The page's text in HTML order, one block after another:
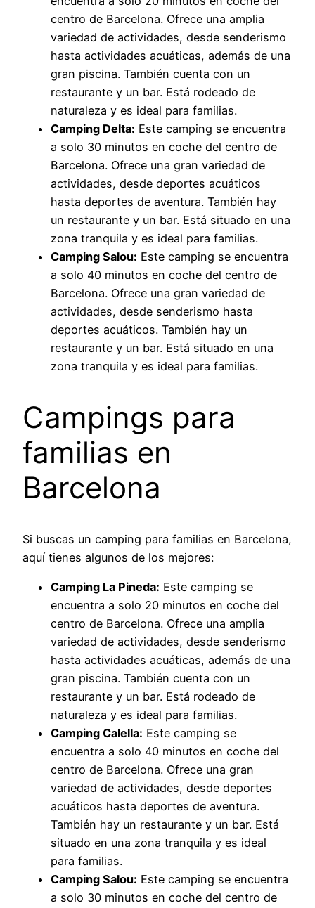
centro de Barcelona. Ofrece una amplia
variedad de actividades, desde senderismo
hasta actividades acuáticas, además de una
gran piscina. También cuenta con un
restaurante y un bar. Está rodeado de
naturaleza y es ideal para familias.
Camping Delta: Este camping se encuentra
a solo 30 minutos en coche del centro de
Barcelona. Ofrece una gran variedad de
actividades, desde deportes acuáticos
hasta deportes de aventura. También hay
un restaurante y un bar. Está situado en una
zona tranquila y es ideal para familias.
Camping Salou: Este camping se encuentra
a solo 40 minutos en coche del centro de
Barcelona. Ofrece una gran variedad de
actividades, desde senderismo hasta
deportes acuáticos. También hay un
restaurante y un bar. Está situado en una
zona tranquila y es ideal para familias.
Campings para
familias en
Barcelona
Si buscas un camping para familias en Barcelona,
aquí tienes algunos de los mejores:
Camping La Pineda: Este camping se
encuentra a solo 20 minutos en coche del
centro de Barcelona. Ofrece una amplia
variedad de actividades, desde senderismo
hasta actividades acuáticas, además de una
gran piscina. También cuenta con un
restaurante y un bar. Está rodeado de
naturaleza y es ideal para familias.
Camping Calella: Este camping se
encuentra a solo 40 minutos en coche del
centro de Barcelona. Ofrece una gran
variedad de actividades, desde deportes
acuáticos hasta deportes de aventura.
También hay un restaurante y un bar. Está
situado en una zona tranquila y es ideal
para familias.
Camping Salou: Este camping se encuentra
a solo 30 minutos en coche del centro de